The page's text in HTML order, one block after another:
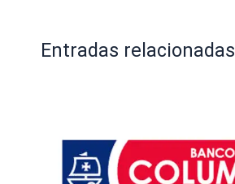
Entradas relacionadas